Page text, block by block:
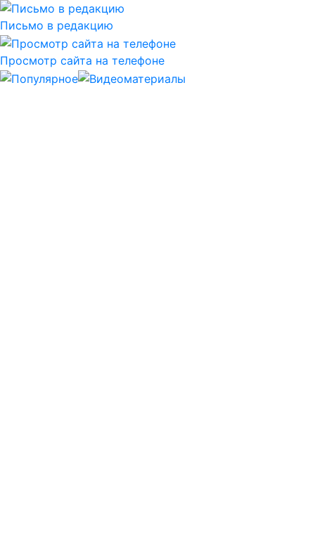
Письмо в редакцию
Просмотр сайта на телефоне